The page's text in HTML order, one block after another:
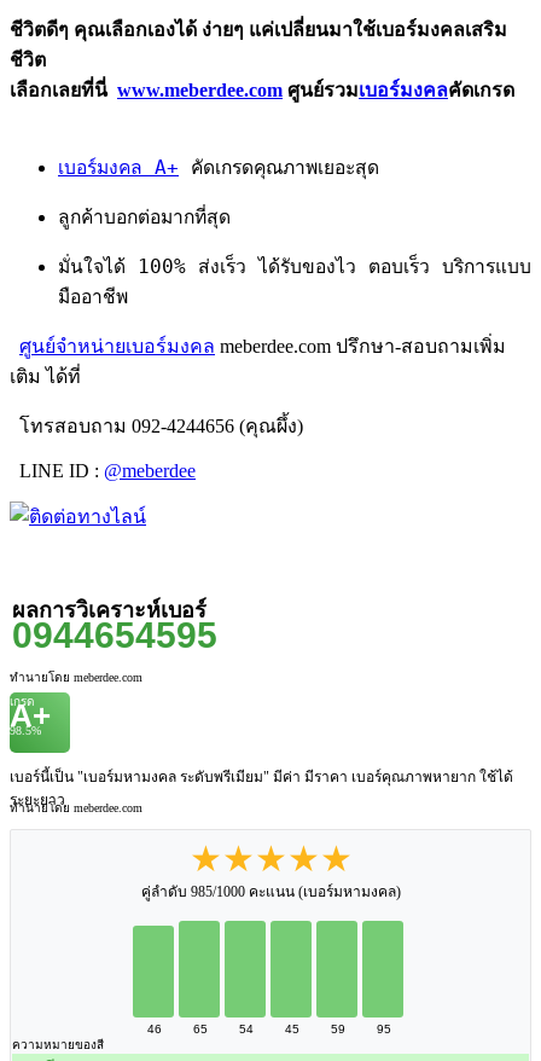
ชีวิตดีๆ คุณเลือกเองได้ ง่ายๆ แค่เปลี่ยนมาใช้เบอร์มงคลเสริม
ชีวิต
เลือกเลยที่นี่ www.meberdee.com ศูนย์รวมเบอร์มงคลคัดเกรด
เบอร์มงคล A+ คัดเกรดคุณภาพเยอะสุด
ลูกค้าบอกต่อมากที่สุด
มั่นใจได้ 100% ส่งเร็ว ได้รับของไว ตอบเร็ว บริการแบบ
มืออาชีพ
ศูนย์จำหน่ายเบอร์มงคล meberdee.com ปรึกษา-สอบถามเพิ่ม
เติม ได้ที่
โทรสอบถาม 092-4244656 (คุณผึ้ง)
LINE ID : @meberdee
ผลการวิเคราะห์เบอร์
0944654595
ทำนายโดย meberdee.com
เกรด
A+
98.5%
เบอร์นี้เป็น "เบอร์มหามงคล ระดับพรีเมียม" มีค่า มีราคา เบอร์คุณภาพหายาก ใช้ได้
ระยะยาว
ทำนายโดย meberdee.com
★★★★★
คู่ลำดับ 985/1000 คะแนน (เบอร์มหามงคล)
46 65 54 45 59
95
ความหมายของสี